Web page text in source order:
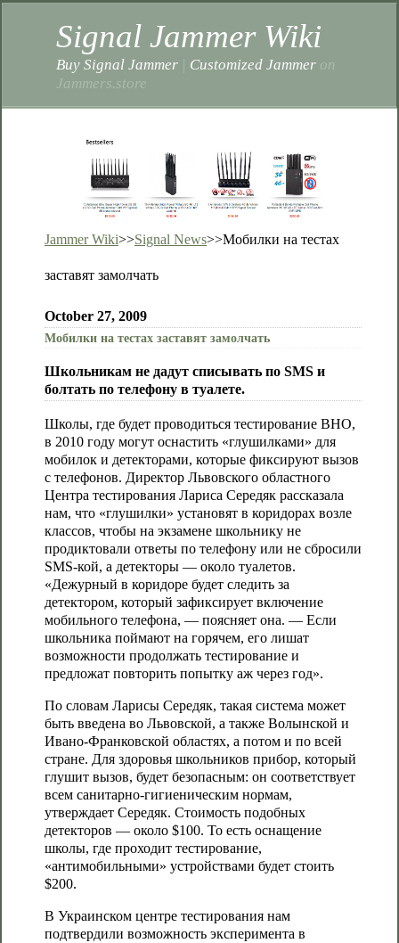
Signal Jammer Wiki
Buy Signal Jammer Customized Jammer on
Jammers.store
Jammer Wiki>>Signal News>>Мобилки на тестах
заставят замолчать
October 27, 2009
Мобилки на тестах заставят замолчать
Школьникам не дадут списывать по SMS и
болтать по телефону в туалете.
Школы, где будет проводиться тестирование ВНО,
в 2010 году могут оснастить «глушилками» для
мобилок и детекторами, которые фиксируют вызов
с телефонов. Директор Львовского областного
Центра тестирования Лариса Середяк рассказала
нам, что «глушилки» установят в коридорах возле
классов, чтобы на экзамене школьнику не
продиктовали ответы по телефону или не сбросили
SMS-кой, а детекторы — около туалетов.
«Дежурный в коридоре будет следить за
детектором, который зафиксирует включение
мобильного телефона, — поясняет она. — Если
школьника поймают на горячем, его лишат
возможности продолжать тестирование и
предложат повторить попытку аж через год».
По словам Ларисы Середяк, такая система может
быть введена во Львовской, а также Волынской и
Ивано-Франковской областях, а потом и по всей
стране. Для здоровья школьников прибор, который
глушит вызов, будет безопасным: он соответствует
всем санитарно-гигиеническим нормам,
утверждает Середяк. Стоимость подобных
детекторов — около $100. То есть оснащение
школы, где проходит тестирование,
«антимобильными» устройствами будет стоить
$200.
В Украинском центре тестирования нам
подтвердили возможность эксперимента в